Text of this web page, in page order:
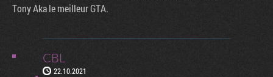
Tony Aka le meilleur GTA.
CBL
22.10.2021